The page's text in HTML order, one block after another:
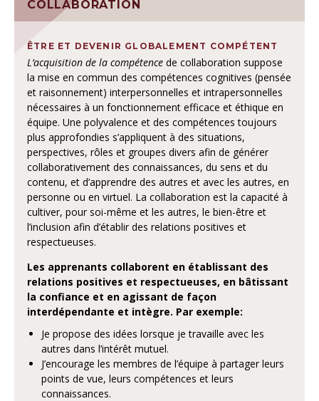
COLLABORATION
ÊTRE ET DEVENIR GLOBALEMENT COMPÉTENT
L’acquisition de la compétence de collaboration suppose
la mise en commun des compétences cognitives (pensée
et raisonnement) interpersonnelles et intrapersonnelles
nécessaires à un fonctionnement efficace et éthique en
équipe. Une polyvalence et des compétences toujours
plus approfondies s’appliquent à des situations,
perspectives, rôles et groupes divers afin de générer
collaborativement des connaissances, du sens et du
contenu, et d’apprendre des autres et avec les autres, en
personne ou en virtuel. La collaboration est la capacité à
cultiver, pour soi-même et les autres, le bien-être et
l’inclusion afin d’établir des relations positives et
respectueuses.
Les apprenants collaborent en établissant des
relations positives et respectueuses, en bâtissant
la confiance et en agissant de façon
interdépendante et intègre. Par exemple:
Je propose des idées lorsque je travaille avec les
autres dans l’intérêt mutuel.
J’encourage les membres de l’équipe à partager leurs
points de vue, leurs compétences et leurs
connaissances.